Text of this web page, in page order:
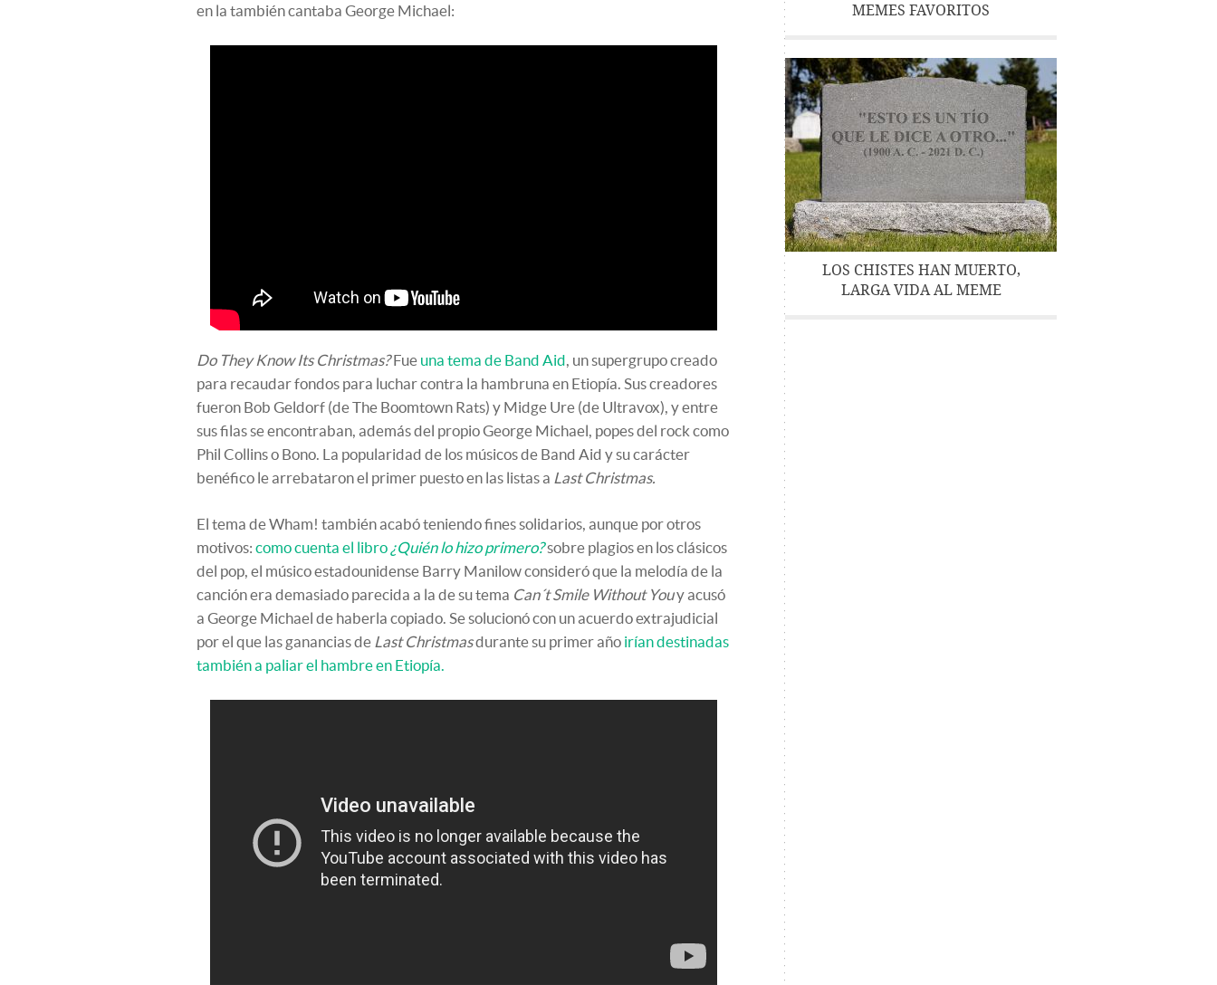
en la también cantaba George Michael:
Do They Know Its Christmas?Fue una tema de Band Aid, un supergrupo creado
para recaudar fondos para luchar contra la hambruna en Etiopía. Sus creadores
fueron Bob Geldorf (de The Boomtown Rats) y Midge Ure (de Ultravox), y entre
sus filas se encontraban, además del propio George Michael, popes del rock como
Phil Collins o Bono. La popularidad de los músicos de Band Aid y su carácter
benéfico le arrebataron el primer puesto en las listas a Last Christmas.
El tema de Wham! también acabó teniendo fines solidarios, aunque por otros
motivos: como cuenta el libro ¿Quién lo hizo primero?sobre plagios en los clásicos
del pop, el músico estadounidense Barry Manilow consideró que la melodía de la
canción era demasiado parecida a la de su tema Can´t Smile Without Youy acusó
a George Michael de haberla copiado. Se solucionó con un acuerdo extrajudicial
por el que las ganancias de Last Christmasdurante su primer año irían destinadas
también a paliar el hambre en Etiopía.
MEMES FAVORITOS
LOS CHISTES HAN MUERTO,
LARGA VIDA AL MEME